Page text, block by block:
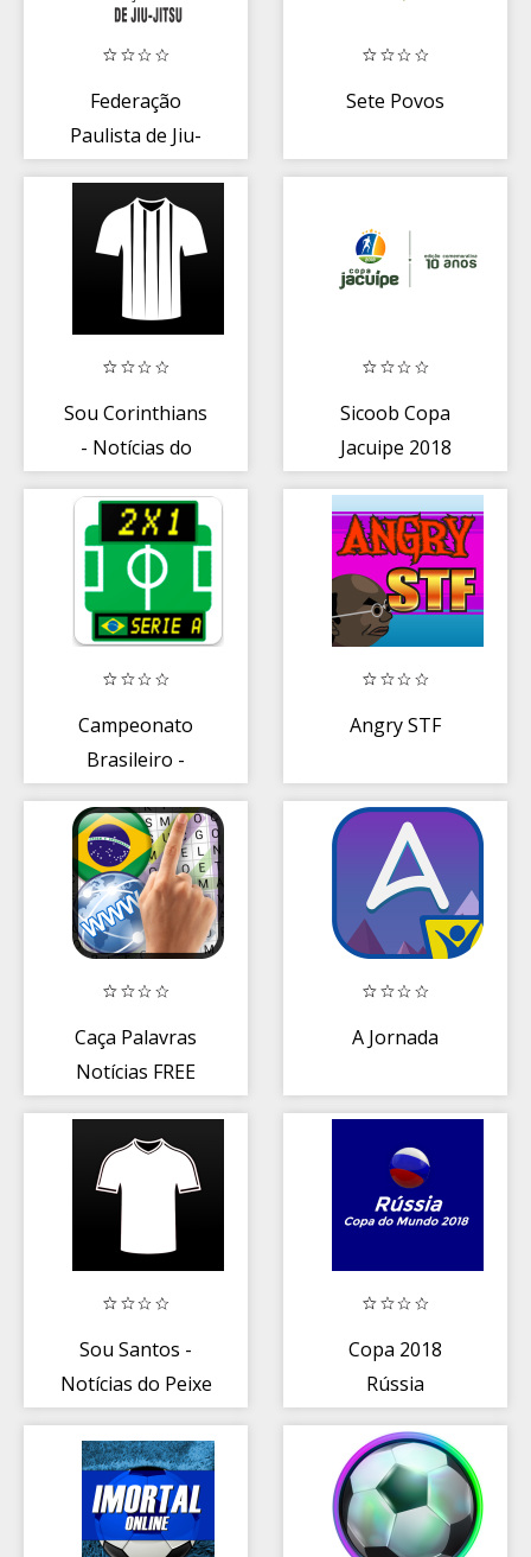
Federação
Paulista de Jiu-
Sete Povos
Sou Corinthians
- Notícias do
Sicoob Copa
Jacuipe 2018
Campeonato
Brasileiro -
Futebol
Angry STF
Caça Palavras
Notícias FREE
A Jornada
Sou Santos -
Notícias do Peixe
Copa 2018
Rússia